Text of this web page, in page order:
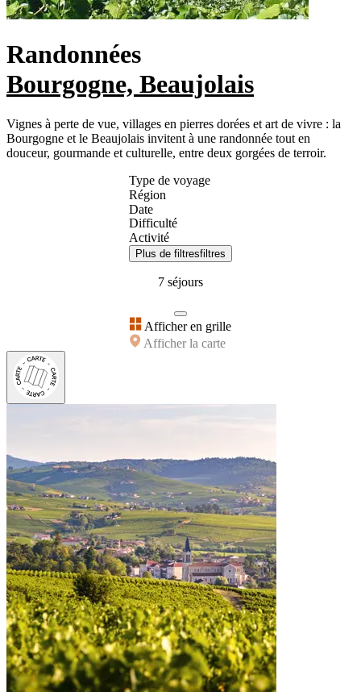
Randonnées
Bourgogne, Beaujolais
Vignes à perte de vue, villages en pierres dorées et art de vivre : la
Bourgogne et le Beaujolais invitent à une randonnée tout en
douceur, gourmande et culturelle, entre deux gorgées de terroir.
Type de voyage
Région
Date
Difficulté
Activité
Plus de filtresfiltres
7 séjours
Afficher en grille
Afficher la carte